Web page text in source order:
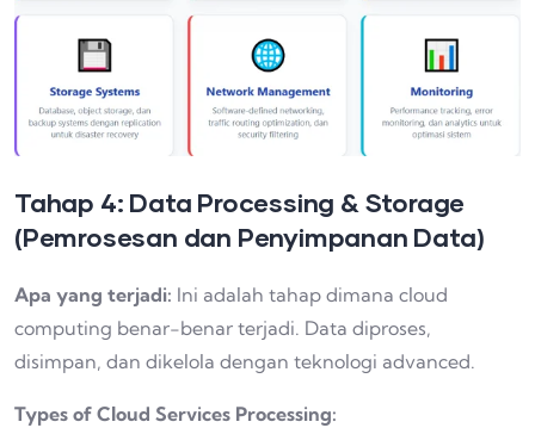
Tahap 4: Data Processing & Storage
(Pemrosesan dan Penyimpanan Data)
Apa yang terjadi: Ini adalah tahap dimana cloud
computing benar-benar terjadi. Data diproses,
disimpan, dan dikelola dengan teknologi advanced.
Types of Cloud Services Processing: